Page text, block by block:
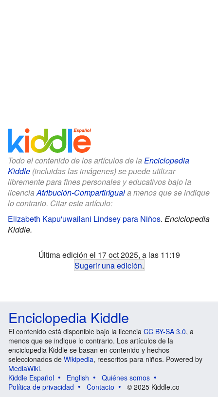
Todo el contenido de los artículos de la Enciclopedia
Kiddle (incluidas las imágenes) se puede utilizar
libremente para fines personales y educativos bajo la
licenciaAtribución-CompartirIguala menos que se indique
lo contrario. Citar este artículo:
Elizabeth Kapu'uwailani Lindsey para Niños. Enciclopedia
Kiddle.
Última edición el 17 oct 2025, a las 11:19
Sugerir una edición.
Enciclopedia Kiddle
El contenido está disponible bajo la licencia CC BY-SA 3.0, a
menos que se indique lo contrario. Los artículos de la
enciclopedia Kiddle se basan en contenido y hechos
seleccionados de Wikipedia, reescritos para niños. Powered by
MediaWiki.
Kiddle Español
English
Quiénes somos
Política de privacidad
Contacto © 2025 Kiddle.co